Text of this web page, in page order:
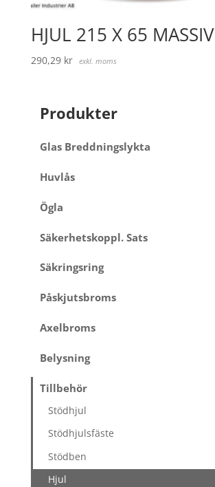
HJUL 215 X 65 MASSIV
290,29 kr exkl. moms
Produkter
Glas Breddningslykta
Huvlås
Ögla
Säkerhetskoppl. Sats
Säkringsring
Påskjutsbroms
Axelbroms
Belysning
Tillbehör
Stödhjul
Stödhjulsfäste
Stödben
Hjul